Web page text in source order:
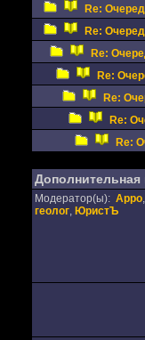
Re:
Re:
Re:
Re:
Re:
Re:
Re:
Модератор(ы): Appo,
геолог, ЮристЪ